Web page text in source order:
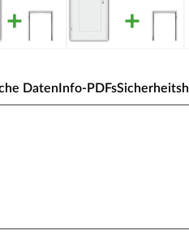
DatenInfo-PDFs
und Designkante.
RAL 9003 ist einer der